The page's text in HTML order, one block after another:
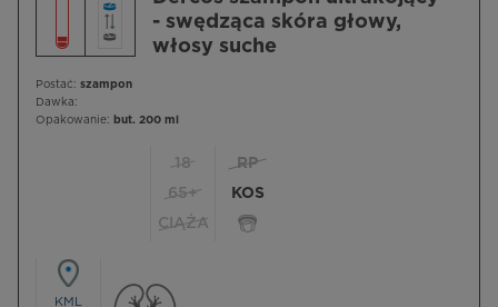
- swędząca skóra głowy,
włosy suche
Postać: szampon
Dawka:
Opakowanie: but. 200 ml
18
65+
CIĄŻA
RP
KOS
KML